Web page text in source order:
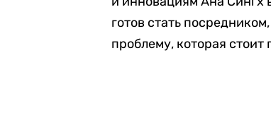
готов стать
проблему, которая